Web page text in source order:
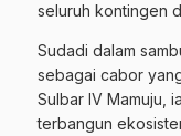
seluruh kontingen
Sudadi dalam
sebagai cabor
Sulbar IV Mamuju,
terbangun